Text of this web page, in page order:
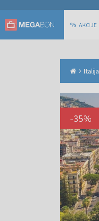
% AKCIJE
Italija
-35%